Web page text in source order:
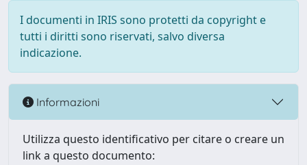
I documenti in IRIS sono protetti da copyright e
tutti i diritti sono riservati, salvo diversa
indicazione.
Informazioni
Utilizza questo identificativo per citare o creare un
link a questo documento: